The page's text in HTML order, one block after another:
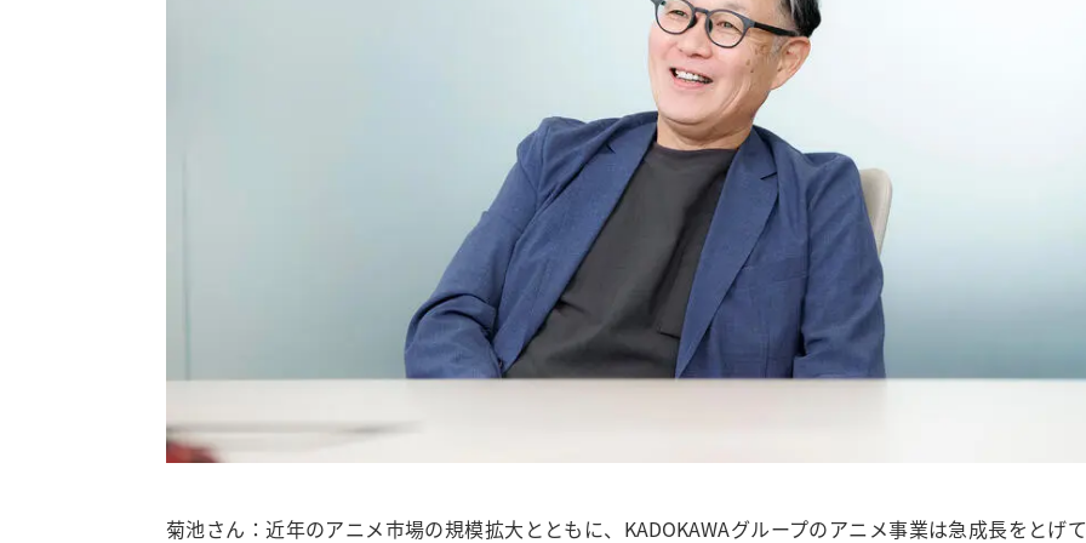
菊池さん：近年のアニメ市場の規模拡大とともに、KADOKAWAグループのアニメ事業は急成長をとげて